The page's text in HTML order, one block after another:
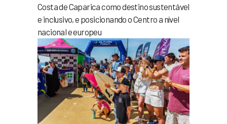
Costa de Caparica como destino sustentável
e inclusivo, e posicionando o Centro a nível
nacional e europeu